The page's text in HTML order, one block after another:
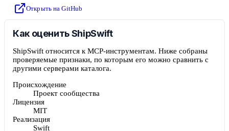
Открыть на GitHub
Как оценить ShipSwift
ShipSwift относится к MCP-инструментам. Ниже собраны
проверяемые признаки, по которым его можно сравнить с
другими серверами каталога.
Происхождение
Проект сообщества
Лицензия
MIT
Реализация
Swift